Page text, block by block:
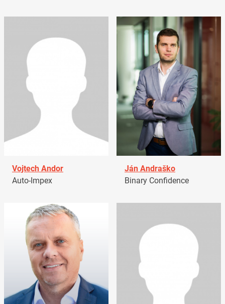
Vojtech Andor
Auto-Impex
Ján Andraško
Binary Confidence